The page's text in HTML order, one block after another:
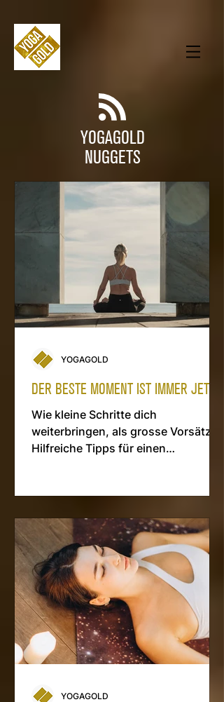
YOGAGOLD
NUGGETS
DER BESTE MOMENT IST IMMER JETZT
Wie kleine Schritte dich
weiterbringen, als grosse Vorsätze.
Hilfreiche Tipps für einen
YOGAGOLD
YOGAGOLD